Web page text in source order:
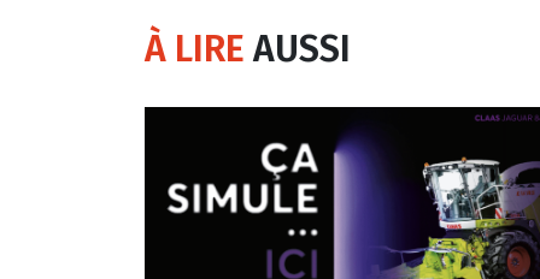
À LIREAUSSI